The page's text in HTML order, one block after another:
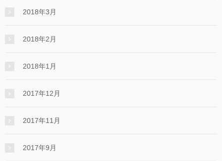
2018年3月
2018年2月
2018年1月
2017年12月
2017年11月
2017年9月